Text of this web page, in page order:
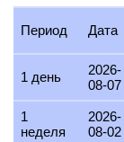
29 июля 2026
28 июля 2026
27 июля 2026
26 июля 2026
Период Дата
1 день
2026-
08-07
1
неделя
2026-
08-02